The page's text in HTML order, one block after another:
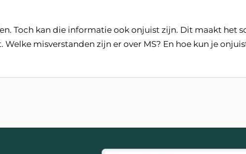
Toch kan die informatie ook onjuist zijn. Dit maakt het
misverstanden zijn er over MS? En hoe kun je